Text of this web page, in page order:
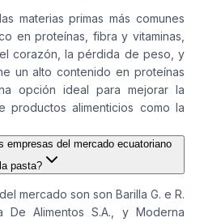
materias primas más comunes
en proteínas, fibra y vitaminas,
corazón, la pérdida de peso, y
un alto contenido en proteínas
opción ideal para mejorar la
productos alimenticios como la
empresas del mercado ecuatoriano
pasta?
mercado son son Barilla G. e R.
De Alimentos S.A., y Moderna